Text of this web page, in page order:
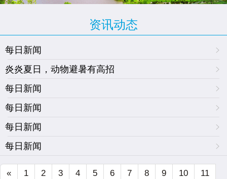
资讯动态
每日新闻
炎炎夏日，动物避暑有高招
每日新闻
每日新闻
每日新闻
每日新闻
« 1 2 3 4 5 6 7 8 9 10
11